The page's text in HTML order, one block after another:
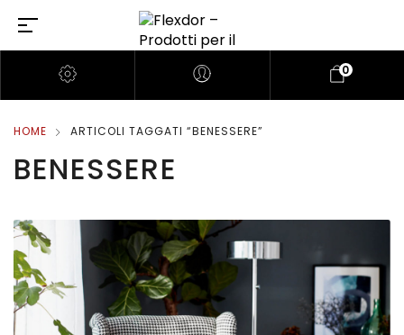
0
HOME ARTICOLI TAGGATI “BENESSERE”
BENESSERE